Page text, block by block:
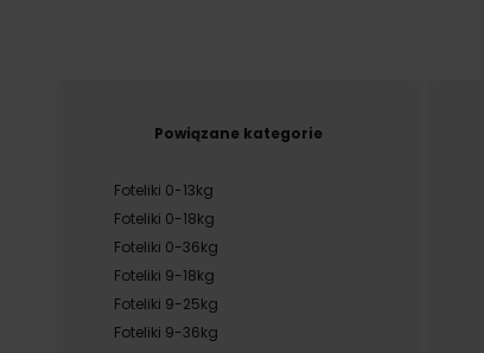
Powiązane kategorie
Foteliki 0-13kg
Foteliki 0-18kg
Foteliki 0-36kg
Foteliki 9-18kg
Foteliki 9-25kg
Foteliki 9-36kg